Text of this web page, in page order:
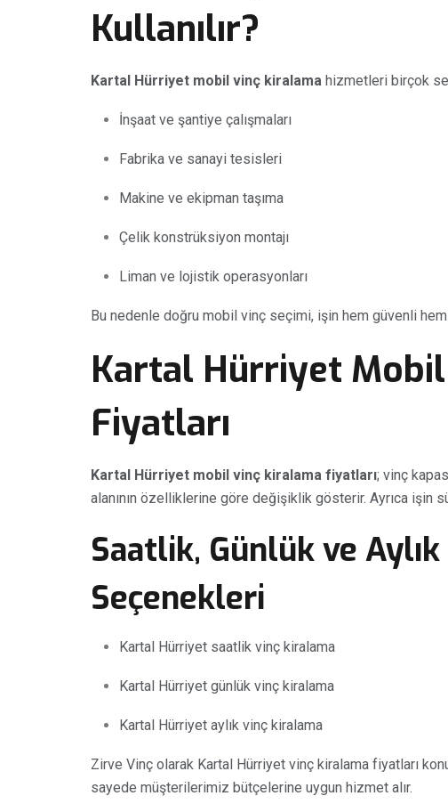
Kullanılır?
Kartal Hürriyet mobil vinç kiralama hizmetleri birçok
İnşaat ve şantiye çalışmaları
Fabrika ve sanayi tesisleri
Makine ve ekipman taşıma
Çelik konstrüksiyon montajı
Liman ve lojistik operasyonları
Bu nedenle doğru mobil vinç seçimi, işin hem güvenli hem
Kartal Hürriyet
Fiyatları
Kartal Hürriyet mobil vinç kiralama fiyatları; vinç
alanının özelliklerine göre değişiklik gösterir. Ayrıca işin
Saatlik, Günlük ve
Seçenekleri
Kartal Hürriyet saatlik vinç kiralama
Kartal Hürriyet günlük vinç kiralama
Kartal Hürriyet aylık vinç kiralama
Zirve Vinç olarak Kartal Hürriyet vinç kiralama fiyatları
sayede müşterilerimiz bütçelerine uygun hizmet alır.